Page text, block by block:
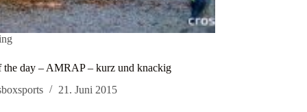
the day – AMRAP – kurz und knackig
21. Juni 2015